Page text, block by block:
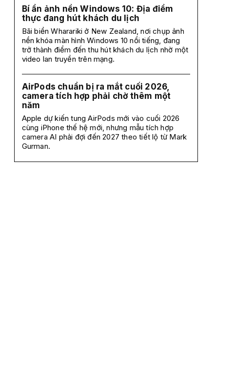
Bí ẩn ảnh nền Windows 10: Địa điểm
thực đang hút khách du lịch
Bãi biển Wharariki ở New Zealand, nơi chụp ảnh
nền khóa màn hình Windows 10 nổi tiếng, đang
trở thành điểm đến thu hút khách du lịch nhờ một
video lan truyền trên mạng.
AirPods chuẩn bị ra mắt cuối 2026,
camera tích hợp phải chờ thêm một
năm
Apple dự kiến tung AirPods mới vào cuối 2026
cùng iPhone thế hệ mới, nhưng mẫu tích hợp
camera AI phải đợi đến 2027 theo tiết lộ từ Mark
Gurman.